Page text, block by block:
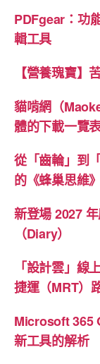
PDFgear：功
輯工具
【營養瑰寶】
貓啃網（
體的下載一覽
從「齒輪」到
的《蜂巢思維
新登場 2027
（Diary）
「設計雲」線
捷運（MRT）
Microsoft 365
新工具的解析